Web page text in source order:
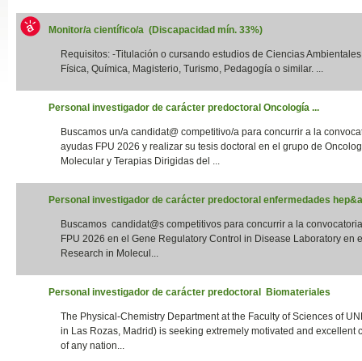
Monitor/a científico/a (Discapacidad mín. 33%)
Requisitos: -Titulación o cursando estudios de Ciencias
Física, Química, Magisterio, Turismo, Pedagogía o similar. ...
Personal investigador de carácter predoctoral Oncología ...
Buscamos un/a candidat@ competitivo/a para concurrir a la
ayudas FPU 2026 y realizar su tesis doctoral en el grupo de
Molecular y Terapias Dirigidas del ...
Personal investigador de carácter predoctoral enfermedades
Buscamos candidat@s competitivos para concurrir a la
FPU 2026 en el Gene Regulatory Control in Disease Laboratory en
Research in Molecul...
Personal investigador de carácter predoctoral Biomateriales
The Physical-Chemistry Department at the Faculty of Sciences of
in Las Rozas, Madrid) is seeking extremely motivated and excellent
of any nation...